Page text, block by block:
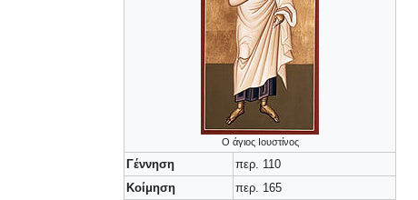
Ο άγιος Ιουστίνος
Γέννηση
περ. 110
Κοίμηση
περ. 165